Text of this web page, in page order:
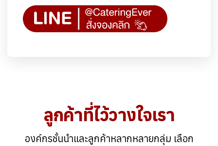
ลูกค้าที่ไว้วางใจเรา
องค์กรชั้นนำและลูกค้าหลากหลายกลุ่ม เลือก